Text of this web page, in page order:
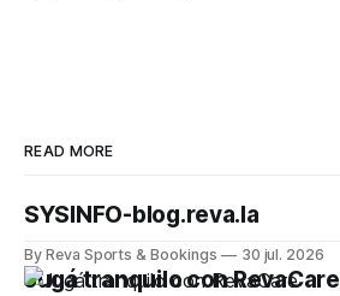
READ MORE
SYSINFO-blog.reva.la
By Reva Sports & Bookings 30 jul. 2026
Jugá tranquilo con RevaCare